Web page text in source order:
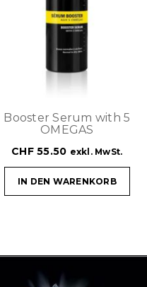
Booster Serum with 5
OMEGAS
CHF55.50 exkl. MwSt.
IN DEN WARENKORB